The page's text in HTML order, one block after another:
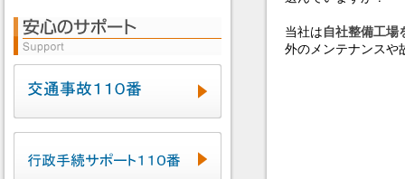
当社は自社整備工場
外のメンテナンスや